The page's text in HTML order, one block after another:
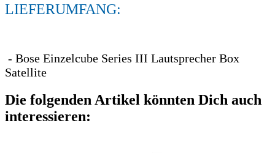
LIEFERUMFANG:
- Bose Einzelcube Series III Lautsprecher Box
Satellite
Die folgenden Artikel könnten Dich auch
interessieren: